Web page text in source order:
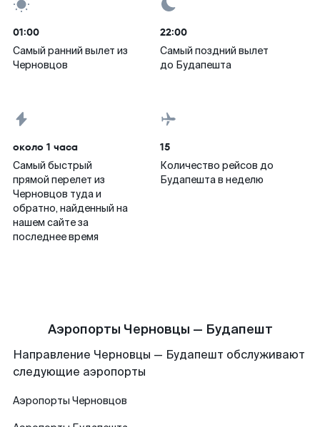
01:00
Самый ранний вылет из
Черновцов
22:00
Самый поздний вылет
до Будапешта
около 1 часа
Самый быстрый
прямой перелет из
Черновцов туда и
обратно, найденный на
нашем сайте за
последнее время
15
Количество рейсов до
Будапешта в неделю
Аэропорты Черновцы — Будапешт
Направление Черновцы — Будапешт обслуживают
следующие аэропорты
Аэропорты Черновцов